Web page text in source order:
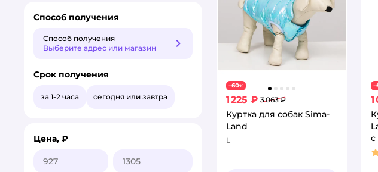
−60%
1 225 ₽ 3 063 ₽
Куртка для собак Sima-
Land
L
−
Способ получения
Способ получения
Выберите адрес или магазин
Способ получения
Срок получения
за 1-2 часа сегодня или завтра
Цена, ₽